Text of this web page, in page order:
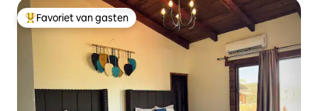
Topfavoriet van gasten
Favoriet van gasten